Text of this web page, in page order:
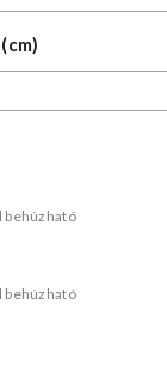
behúzható
behúzható